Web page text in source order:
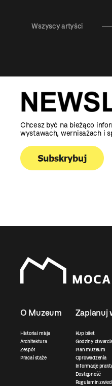
Wszyscy artyści
Chcesz być na bieżąco
wystawach, wernisażach i
O Muzeum
Historia i misja
Architektura
Zespół
Praca i staże
Zaplanuj
Kup bilet
Godziny
Plan muzeum
Oprowadzenia
Informacje
Dostępność
Regulamin